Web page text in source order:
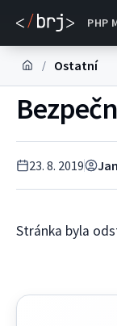
PHP
Dokumentace
/ Ostatní
23. 8. 2019
Stránka byla